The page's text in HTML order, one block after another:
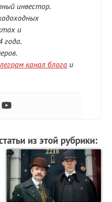
инвестор.
и
года.
канал блога и
из этой рубрики: